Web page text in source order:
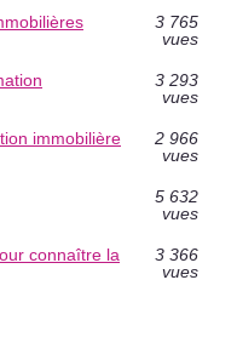
3 765
vues
3 293
vues
immobilière
2 966
vues
5 632
vues
connaître la
3 366
vues